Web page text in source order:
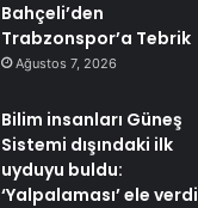
Bahçeli’den
Trabzonspor’a Tebrik
Ağustos 7, 2026
Bilim insanları Güneş
Sistemi dışındaki ilk
uyduyu buldu:
‘Yalpalaması’ ele verdi